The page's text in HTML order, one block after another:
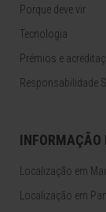
Porque deve vir
Tecnologia
Prémios e
Responsabilidade
INFORMAÇÃO
Localização em
Localização em